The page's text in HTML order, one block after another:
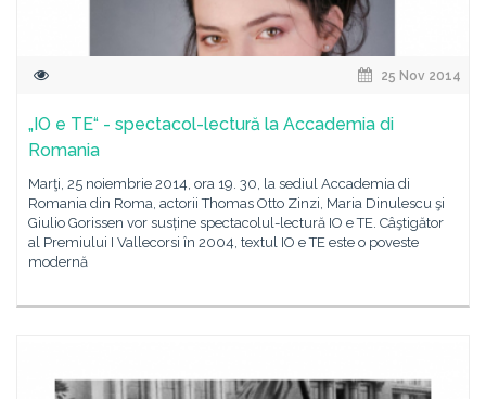
25 Nov 2014
„IO e TE“ - spectacol-lectură la Accademia di
Romania
Marţi, 25 noiembrie 2014, ora 19. 30, la sediul Accademia di
Romania din Roma, actorii Thomas Otto Zinzi, Maria Dinulescu şi
Giulio Gorissen vor susține spectacolul-lectură IO e TE. Câştigător
al Premiului I Vallecorsi în 2004, textul IO e TE este o poveste
modernă